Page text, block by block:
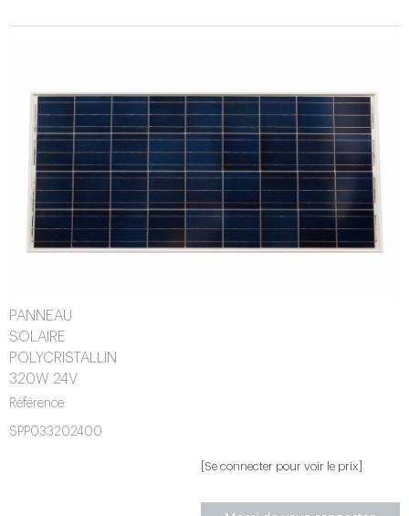
PANNEAU
SOLAIRE
POLYCRISTALLIN
320W 24V
Référence:
SPP033202400
[Se connecter pour voir le prix]